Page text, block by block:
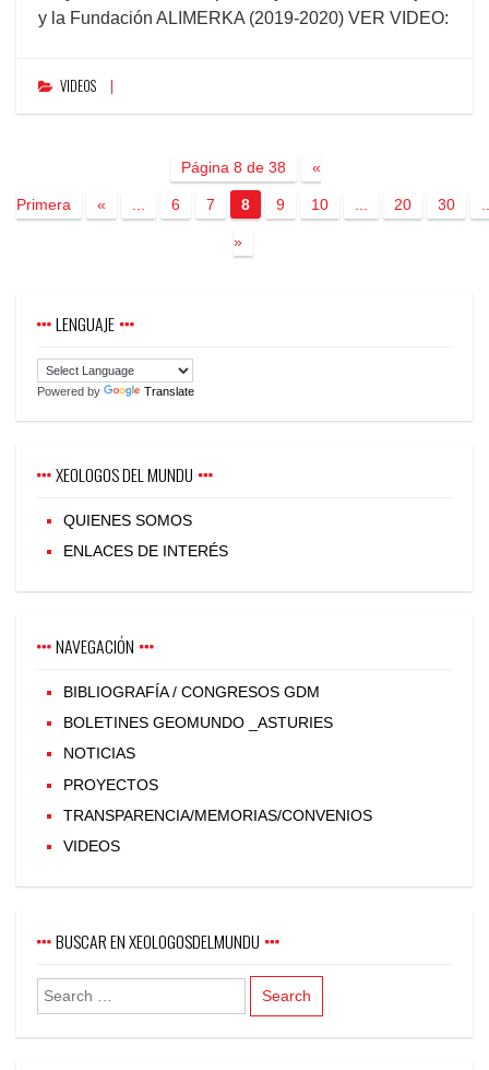
y la Fundación ALIMERKA (2019-2020) VER VIDEO:
VIDEOS
Página 8 de 38 «
Primera « 6 7 8 9 10 20 30
»
LENGUAJE
Powered by Translate
XEOLOGOS DEL MUNDU
QUIENES SOMOS
ENLACES DE INTERÉS
NAVEGACIÓN
BIBLIOGRAFÍA / CONGRESOS GDM
BOLETINES GEOMUNDO _ASTURIES
NOTICIAS
PROYECTOS
TRANSPARENCIA/MEMORIAS/CONVENIOS
VIDEOS
BUSCAR EN XEOLOGOSDELMUNDU